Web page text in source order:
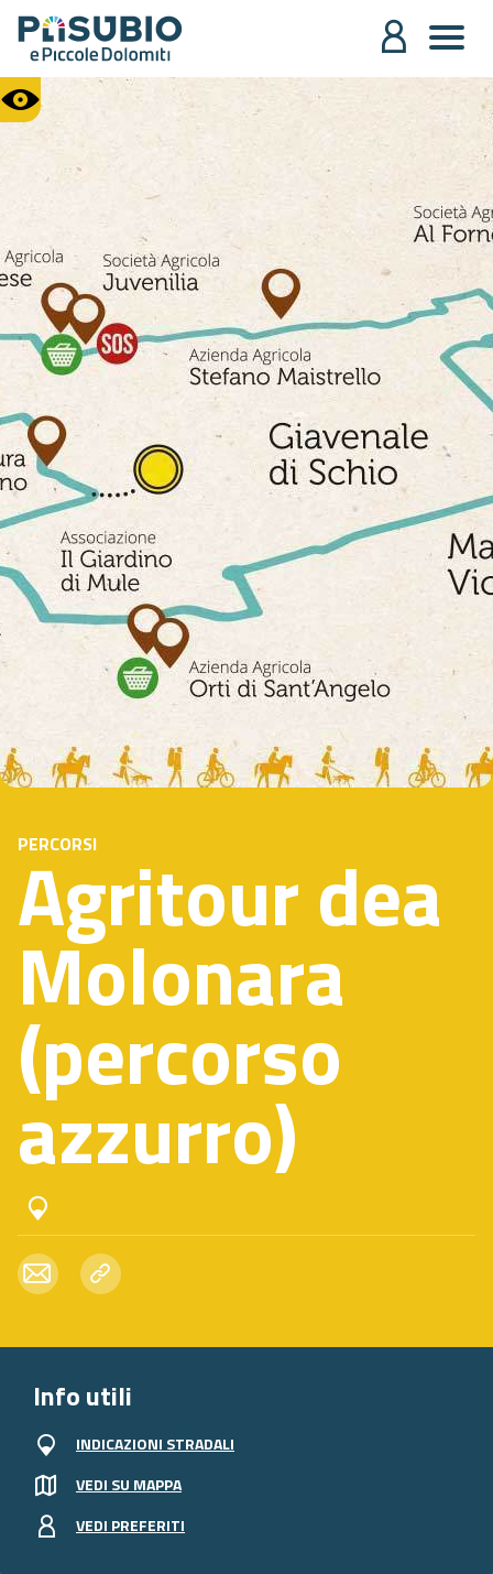
PERCORSI
Agritour dea
Molonara
(percorso
azzurro)
Info utili
INDICAZIONI STRADALI
VEDI SU MAPPA
VEDI PREFERITI